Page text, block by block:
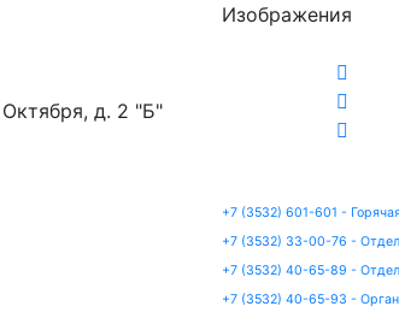
Изображения
Октября, д. 2 "Б"
+7 (3532) 601-601 -
+7 (3532) 33-00-76 -
+7 (3532) 40-65-89 -
+7 (3532) 40-65-93 -